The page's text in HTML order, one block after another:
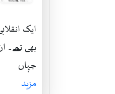
ایک
بھی تھے۔
جہاں
مزید